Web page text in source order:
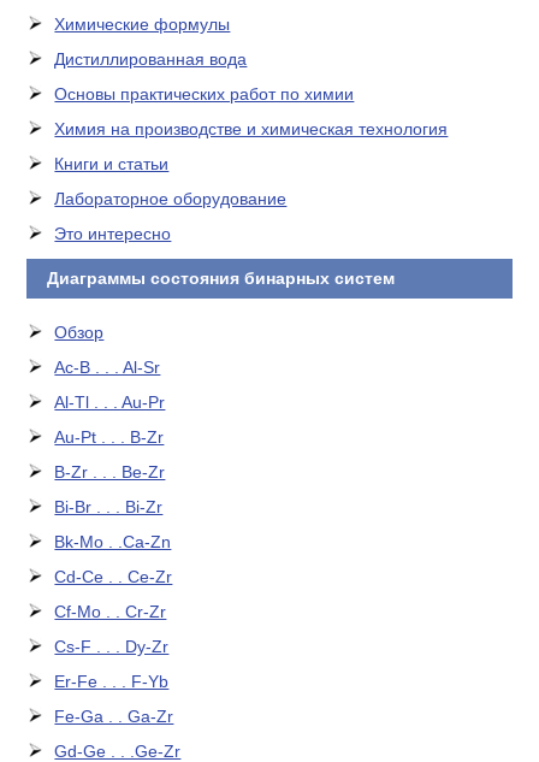
Химические формулы
Дистиллированная вода
Основы практических работ по химии
Химия на производстве и химическая технология
Книги и статьи
Лабораторное оборудование
Это интересно
Диаграммы состояния бинарных систем
Обзор
Ac-B . . . Al-Sr
Al-Tl . . . Au-Pr
Au-Pt . . . B-Zr
B-Zr . . . Be-Zr
Bi-Br . . . Bi-Zr
Bk-Mo . .Ca-Zn
Cd-Ce . . Ce-Zr
Cf-Mo . . Cr-Zr
Cs-F . . . Dy-Zr
Er-Fe . . . F-Yb
Fe-Ga . . Ga-Zr
Gd-Ge . . .Ge-Zr